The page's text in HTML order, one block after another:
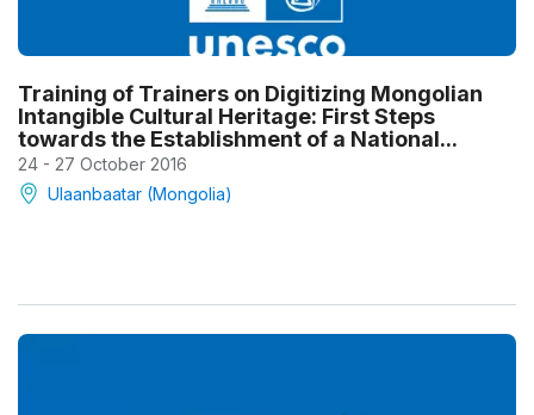
Training of Trainers on Digitizing Mongolian
Intangible Cultural Heritage: First Steps
towards the Establishment of a National...
24 - 27 October 2016
Ulaanbaatar (Mongolia)